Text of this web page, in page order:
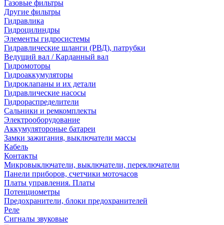
Газовые фильтры
Другие фильтры
Гидравлика
Гидроцилиндры
Элементы гидросистемы
Гидравлические шланги (РВД), патрубки
Ведущий вал / Карданный вал
Гидромоторы
Гидроаккумуляторы
Гидроклапаны и их детали
Гидравлические насосы
Гидрораспределители
Сальники и ремкомплекты
Электрооборудование
Аккумулятороные батареи
Замки зажигания, выключатели массы
Кабель
Контакты
Микровыключатели, выключатели, переключатели
Панели приборов, счетчики моточасов
Платы управления. Платы
Потенциометры
Предохранители, блоки предохранителей
Реле
Сигналы звуковые